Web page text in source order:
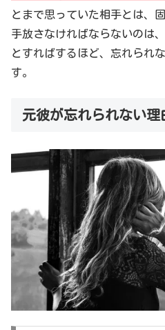
とまで思っていた相手とは、
手放さなければならないのは
とすればするほど、忘れられ
す。
元彼が忘れられない理